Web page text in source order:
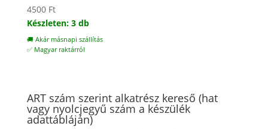
4500 Ft
Készleten: 3 db
🚚 Akár másnapi szállítás
✅ Magyar raktárról
ART szám szerint alkatrész kereső (hat
vagy nyolcjegyű szám a készülék
adattábláján)